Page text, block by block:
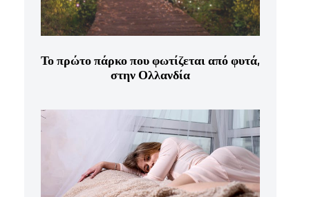
Το πρώτο πάρκο που φωτίζεται από φυτά,
στην Ολλανδία